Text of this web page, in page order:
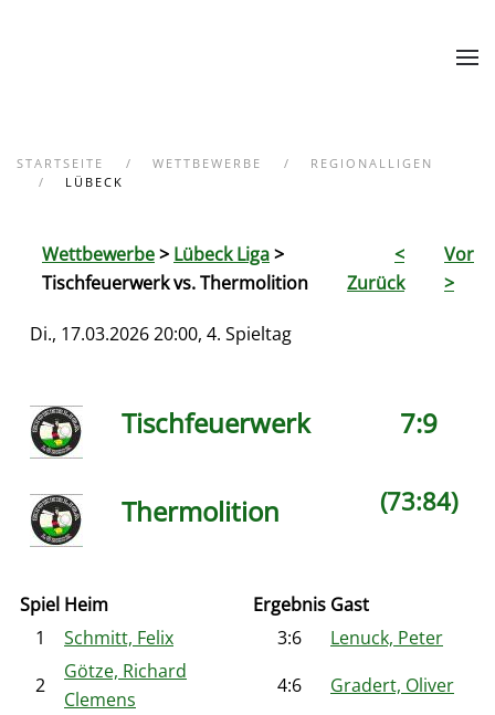
STARTSEITE WETTBEWERBE
REGIONALLIGEN
LÜBECK
Wettbewerbe> Lübeck Liga>
Tischfeuerwerk vs. Thermolition
<
Zurück
Vor
>
Di., 17.03.2026 20:00, 4. Spieltag
Tischfeuerwerk 7:9
(73:84)
Thermolition
Spiel Heim Ergebnis Gast
1
Schmitt, Felix 3:6
Lenuck, Peter
2
Götze, Richard
Clemens
4:6 Gradert, Oliver